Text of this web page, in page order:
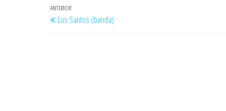
Navegación
de
Entrada
anterior
ANTERIOR
Los Santos (banda)